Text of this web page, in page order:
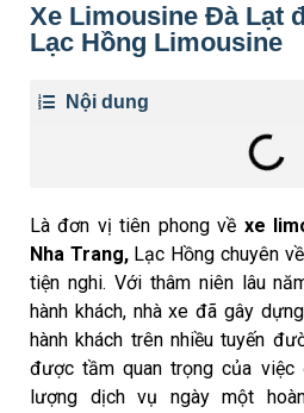
Xe Limousine Đà Lạt
Lạc Hồng Limousine
Nội dung
Là đơn vị tiên phong về xe
Nha Trang,Lạc Hồng chuyên
tiện nghi. Với thâm niên lâu
hành khách, nhà xe đã gây
hành khách trên nhiều tuyến
được tầm quan trọng của việc
lượng dịch vụ ngày một